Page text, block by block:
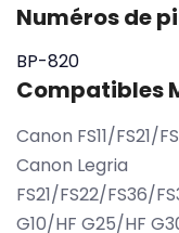
Numéros de
BP-820
Compatibles
Canon FS11/FS21/
Canon Legria
FS21/FS22/FS36/
G10/HF G25/HF